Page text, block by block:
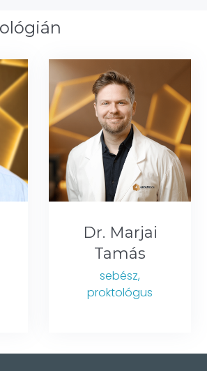
Dr. Marjai
Tamás
sebész,
proktológus